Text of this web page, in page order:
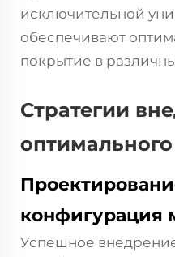
исключительной
обеспечивают
покрытие в
Стратегии
конфигурация
Успешное